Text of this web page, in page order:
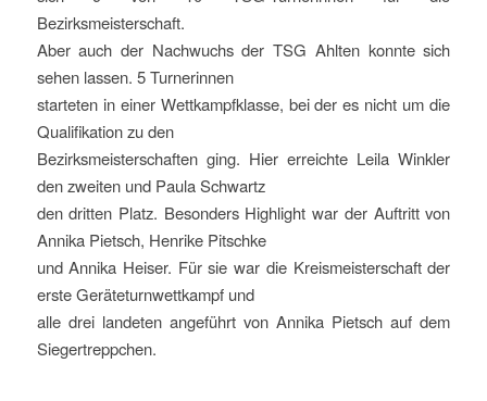
Bezirksmeisterschaft.
Aber auch der Nachwuchs der TSG Ahlten konnte sich
sehen lassen. 5 Turnerinnen
starteten in einer Wettkampfklasse, bei der es nicht um die
Qualifikation zu den
Bezirksmeisterschaften ging. Hier erreichte Leila Winkler
den zweiten und Paula Schwartz
den dritten Platz. Besonders Highlight war der Auftritt von
Annika Pietsch, Henrike Pitschke
und Annika Heiser. Für sie war die Kreismeisterschaft der
erste Geräteturnwettkampf und
alle drei landeten angeführt von Annika Pietsch auf dem
Siegertreppchen.